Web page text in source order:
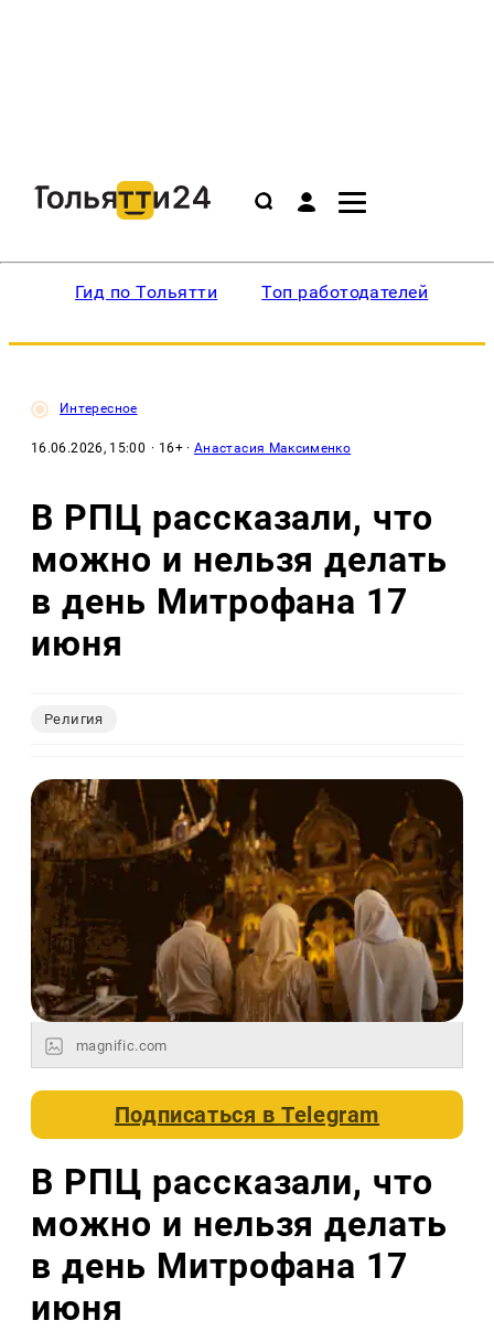
Гид по Тольятти Топ работодателей
Интересное
16.06.2026, 15:00 · 16+ ·Анастасия Максименко
В РПЦ рассказали, что
можно и нельзя делать
в день Митрофана 17
июня
Религия
magnific.com
Подписаться вTelegram
В РПЦ рассказали, что
можно и нельзя делать
в день Митрофана 17
июня